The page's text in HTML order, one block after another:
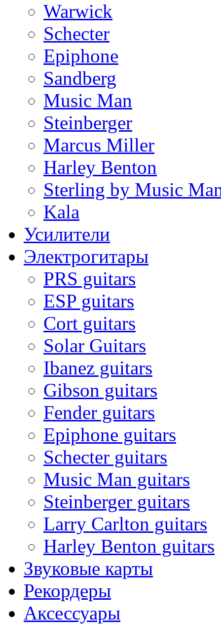
Warwick
Schecter
Epiphone
Sandberg
Music Man
Steinberger
Marcus Miller
Harley Benton
Sterling by Music
Kala
Усилители
Электрогитары
PRS guitars
ESP guitars
Cort guitars
Solar Guitars
Ibanez guitars
Gibson guitars
Fender guitars
Epiphone guitars
Schecter guitars
Music Man guitars
Steinberger guitars
Larry Carlton guitars
Harley Benton guitars
Звуковые карты
Рекордеры
Аксессуары